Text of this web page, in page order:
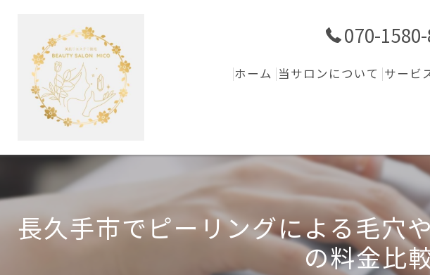
070-
ホーム 当サロンについて サービ
長久手市でピーリングによる毛穴
の料金比